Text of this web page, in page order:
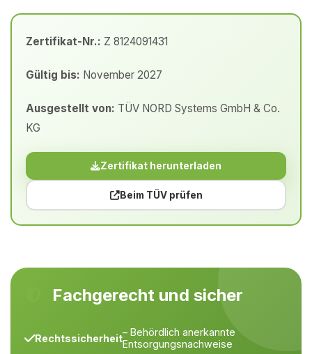
Zertifikat-Nr.: Z 8124091431
Gültig bis: November 2027
Ausgestellt von: TÜV NORD Systems GmbH & Co.
KG
Zertifikat herunterladen
Beim TÜV prüfen
Fachgerecht und sicher
Rechtssicherheit– Behördlich anerkannte
Entsorgungsnachweise